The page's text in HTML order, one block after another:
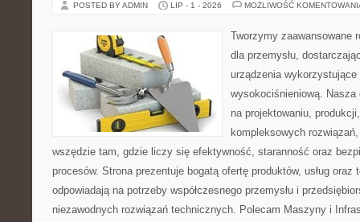
POSTED BY ADMIN LIP - 1 - 2026 MOŻLIWOŚĆ
Tworzymy zaawansowane
dla przemysłu,
urządzenia wykorzystujące
wysokociśnieniową. Nasza
na projektowaniu,
kompleksowych
wszędzie tam, gdzie liczy się efektywność, staranność oraz
procesów. Strona prezentuje bogatą ofertę produktów, usług oraz
odpowiadają na potrzeby współczesnego przemysłu i
niezawodnych rozwiązań technicznych. Polecam Maszyny i